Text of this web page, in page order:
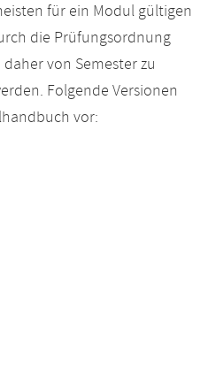
für ein Modul gültigen
die Prüfungsordnung
von Semester zu
Folgende Versionen
vor: